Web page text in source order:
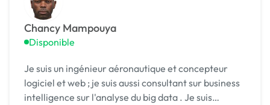
Chancy Mampouya
Disponible
Je suis un ingénieur aéronautique et concepteur
logiciel et web ; je suis aussi consultant sur business
intelligence sur l'analyse du big data . Je suis